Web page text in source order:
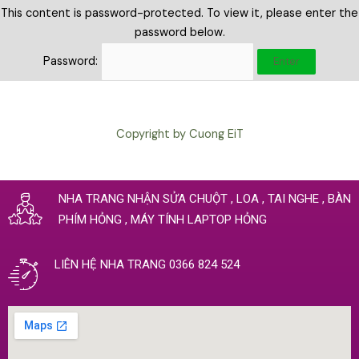
This content is password-protected. To view it, please enter the
password below.
Password:
Copyright by Cuong EiT
NHA TRANG NHẬN SỬA CHUỘT , LOA , TAI NGHE , BÀN
PHÍM HỎNG , MÁY TÍNH LAPTOP HỎNG
LIÊN HỆ NHA TRANG 0366 824 524